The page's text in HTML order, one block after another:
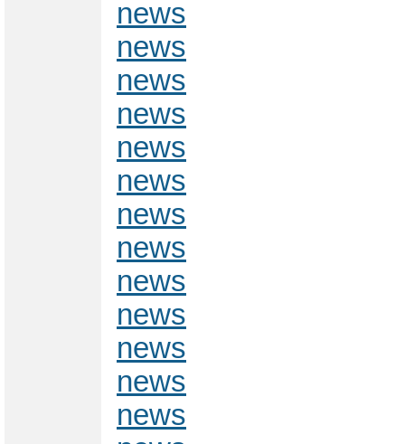
news
news
news
news
news
news
news
news
news
news
news
news
news